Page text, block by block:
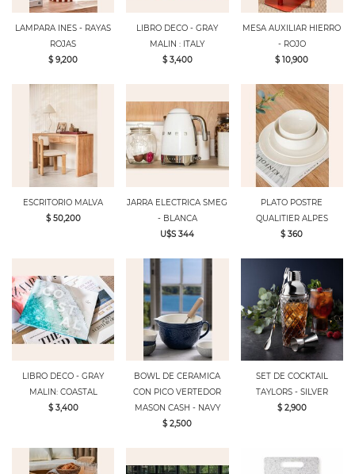
LAMPARA INES - RAYAS
ROJAS
$ 9,200
LIBRO DECO - GRAY
MALIN : ITALY
$ 3,400
MESA AUXILIAR HIERRO
- ROJO
$ 10,900
ESCRITORIO MALVA
$ 50,200
JARRA ELECTRICA SMEG
- BLANCA
U$S 344
PLATO POSTRE
QUALITIER ALPES
$ 360
LIBRO DECO - GRAY
MALIN: COASTAL
$ 3,400
BOWL DE CERAMICA
CON PICO VERTEDOR
MASON CASH - NAVY
$ 2,500
SET DE COCKTAIL
TAYLORS - SILVER
$ 2,900